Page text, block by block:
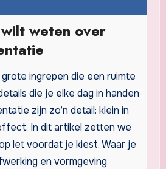
weten over
ingrepen die een ruimte
die je elke dag in handen
zijn zo’n detail: klein in
In dit artikel zetten we
let voordat je kiest. Waar je
en vormgeving